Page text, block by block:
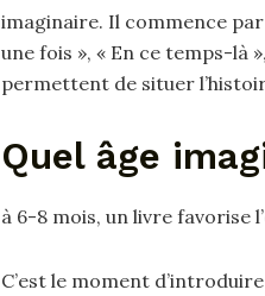
imaginaire. Il commence
une fois », « En ce temps-là
permettent de situer
Quel âge
à 6-8 mois, un livre favorise
C’est le moment